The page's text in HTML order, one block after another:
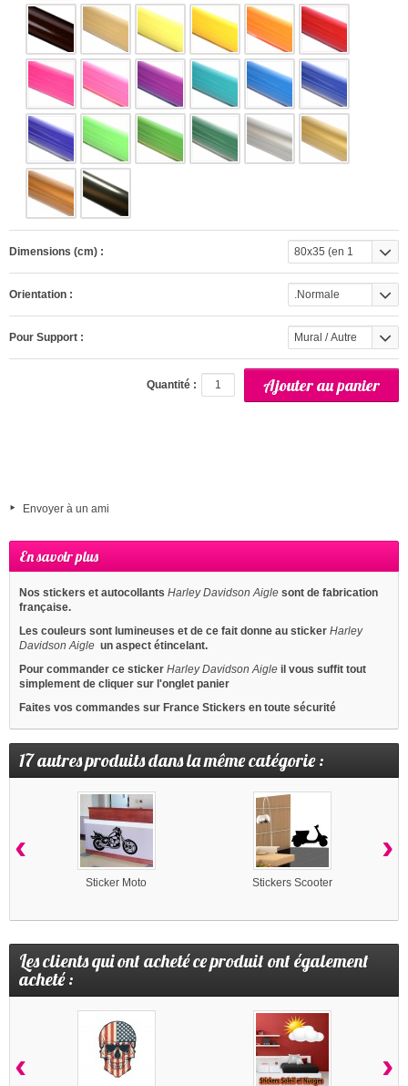
Dimensions (cm) :
80x35 (en 1
partie)
Orientation :
.Normale
Pour Support :
Mural / Autre
(interieur)
Quantité :
Envoyer à un ami
En savoir plus
Nos stickers et autocollants Harley Davidson Aigle sont de fabrication
française.
Les couleurs sont lumineuses et de ce fait donne au sticker Harley
Davidson Aigle un aspect étincelant.
Pour commander ce sticker Harley Davidson Aigle il vous suffit tout
simplement de cliquer sur l'onglet panier
Faites vos commandes sur France Stickers en toute sécurité
17 autres produits dans la même catégorie :
Sticker Moto Stickers Scooter
‹ ›
Les clients qui ont acheté ce produit ont également
acheté :
‹ ›